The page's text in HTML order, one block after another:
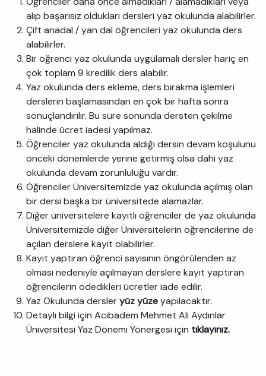
alıp başarısız oldukları dersleri yaz okulunda alabilirler.
Çift anadal / yan dal öğrencileri yaz okulunda ders
alabilirler.
Bir öğrenci yaz okulunda uygulamalı dersler hariç en
çok toplam 9 kredilik ders alabilir.
Yaz okulunda ders ekleme, ders bırakma işlemleri
derslerin başlamasından en çok bir hafta sonra
sonuçlandırılır. Bu süre sonunda dersten çekilme
halinde ücret iadesi yapılmaz.
Öğrenciler yaz okulunda aldığı dersin devam koşulunu
önceki dönemlerde yerine getirmiş olsa dahi yaz
okulunda devam zorunluluğu vardır.
Öğrenciler Üniversitemizde yaz okulunda açılmış olan
bir dersi başka bir üniversitede alamazlar.
Diğer üniversitelere kayıtlı öğrenciler de yaz okulunda
Üniversitemizde diğer Üniversitelerin öğrencilerine de
açılan derslere kayıt olabilirler.
Kayıt yaptıran öğrenci sayısının öngörülenden az
olması nedeniyle açılmayan derslere kayıt yaptıran
öğrencilerin ödedikleri ücretler iade edilir.
Yaz Okulunda dersleryüz yüzeyapılacaktır.
Detaylı bilgi için Acıbadem Mehmet Ali Aydınlar
Üniversitesi Yaz Dönemi Yönergesi için tıklayınız.